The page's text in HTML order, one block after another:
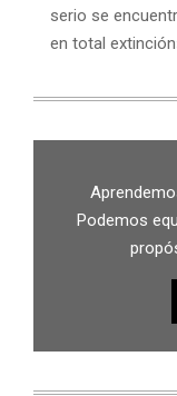
serio se
en total
Podemos